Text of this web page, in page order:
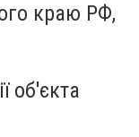
краю РФ,
об'єкта